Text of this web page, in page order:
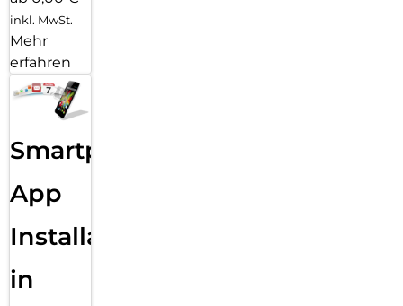
inkl. MwSt.
Mehr
erfahren
Smartphone
App
Installation
in